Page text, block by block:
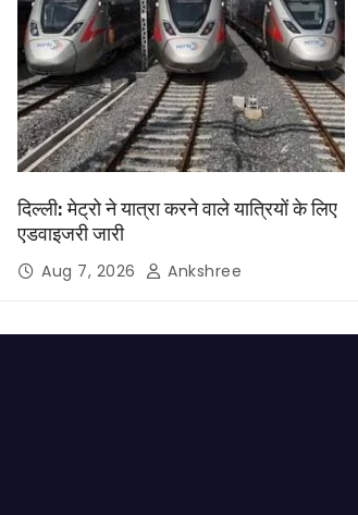
दिल्ली: मेट्रो ने यात्रा करने वाले यात्रियों के लिए
एडवाइजरी जारी
Aug 7, 2026 Ankshree